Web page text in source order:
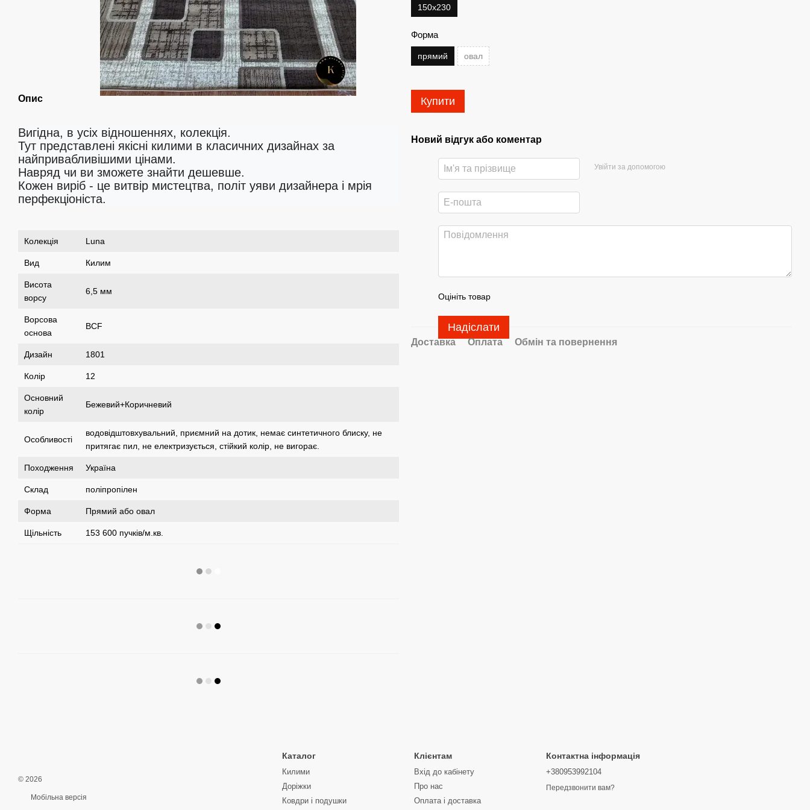
Опис
Вигідна, в усіх відношеннях, колекція.
Тут представлені якісні килими в класичних дизайнах за
найпривабливішими цінами.
Навряд чи ви зможете знайти дешевше.
Кожен виріб - це витвір мистецтва, політ уяви дизайнера і мрія
перфекціоніста.
Колекція Luna
Вид Килим
Висота
ворсу
6,5 мм
Ворсова
основа
BCF
Дизайн 1801
Колір 12
Основний
колір
Бежевий+Коричневий
Особливості
водовідштовхувальний, приємний на дотик, немає синтетичного блиску, не
притягає пил, не електризується, стійкий колір, не вигорає.
Походження Україна
Склад поліпропілен
Форма Прямий або овал
Щільність 153 600 пучків/м.кв.
150х230
Форма
прямий овал
Купити
Новий відгук або коментар
Увійти за допомогою
Оцініть товар
Надіслати
Доставка Оплата Обмін та повернення
© 2026
Мобільна версія
Каталог
Килими
Доріжки
Ковдри і подушки
Клієнтам
Вхід до кабінету
Про нас
Оплата і доставка
Контактна інформація
+380953992104
Передзвонити вам?